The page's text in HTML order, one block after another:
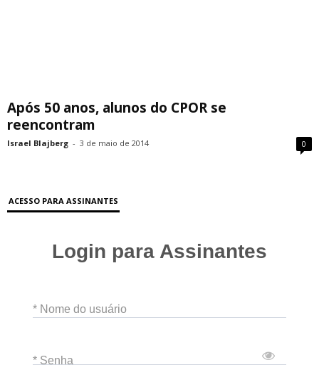
Após 50 anos, alunos do CPOR se
reencontram
Israel Blajberg - 3 de maio de 2014 0
ACESSO PARA ASSINANTES
Login para Assinantes
* Nome do usuário
* Senha